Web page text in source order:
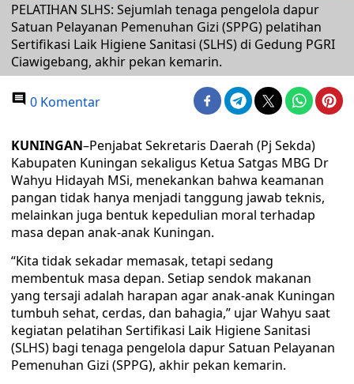
PELATIHAN SLHS: Sejumlah tenaga pengelola dapur
Satuan Pelayanan Pemenuhan Gizi (SPPG) pelatihan
Sertifikasi Laik Higiene Sanitasi (SLHS) di Gedung PGRI
Ciawigebang, akhir pekan kemarin.
0 Komentar
KUNINGAN–Penjabat Sekretaris Daerah (Pj Sekda)
Kabupaten Kuningan sekaligus Ketua Satgas MBG Dr
Wahyu Hidayah MSi, menekankan bahwa keamanan
pangan tidak hanya menjadi tanggung jawab teknis,
melainkan juga bentuk kepedulian moral terhadap
masa depan anak-anak Kuningan.
“Kita tidak sekadar memasak, tetapi sedang
membentuk masa depan. Setiap sendok makanan
yang tersaji adalah harapan agar anak-anak Kuningan
tumbuh sehat, cerdas, dan bahagia,” ujar Wahyu saat
kegiatan pelatihan Sertifikasi Laik Higiene Sanitasi
(SLHS) bagi tenaga pengelola dapur Satuan Pelayanan
Pemenuhan Gizi (SPPG), akhir pekan kemarin.